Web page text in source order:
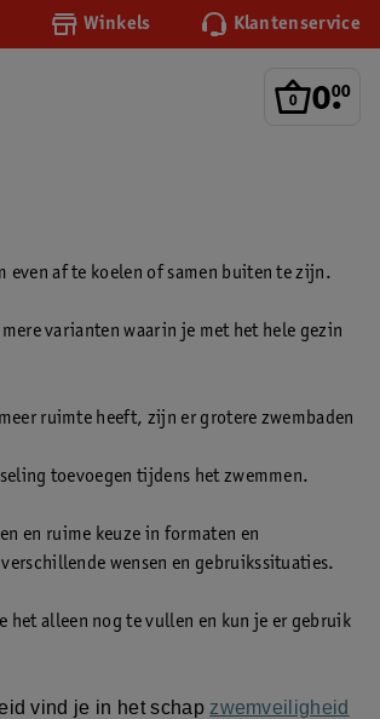
Winkels Klantenservice
0.
00
even af te koelen of samen buiten te zijn.
varianten waarin je met het hele gezin
ruimte heeft, zijn er grotere zwembaden
toevoegen tijdens het zwemmen.
en ruime keuze in formaten en
wensen en gebruikssituaties.
het alleen nog te vullen en kun je er gebruik
vind je in het schap zwemveiligheid